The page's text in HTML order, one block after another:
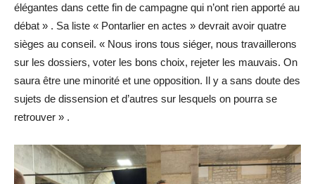
élégantes dans cette fin de campagne qui n’ont rien apporté au
débat » . Sa liste « Pontarlier en actes » devrait avoir quatre
sièges au conseil. « Nous irons tous siéger, nous travaillerons
sur les dossiers, voter les bons choix, rejeter les mauvais. On
saura être une minorité et une opposition. Il y a sans doute des
sujets de dissension et d’autres sur lesquels on pourra se
retrouver » .